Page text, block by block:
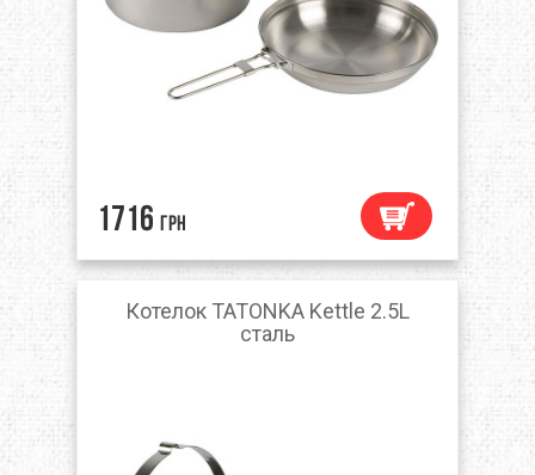
1716 грн
Котелок TATONKA Kettle 2.5L
сталь